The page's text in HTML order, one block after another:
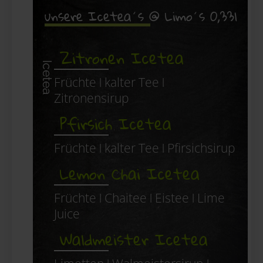
unsere Icetea´s @ Limo´s 0,33l
Icetea
Zitronen Icetea
Früchte ǀ kalter Tee ǀ
Zitronensirup
Pfirsich Icetea
Früchte ǀ kalter Tee ǀ Pfirsichsirup
Lemon Chai Icetea
Früchte ǀ Chaitee ǀ Eistee ǀ Lime
Juice
Waldmeister Icetea